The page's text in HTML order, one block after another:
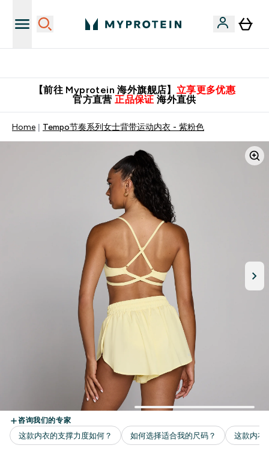
【前往 Myprotein 海外旗舰店】 立享更多优惠
官方直营 正品保证 海外直供
Home Tempo节奏系列女士背带运动内衣 - 紫粉色